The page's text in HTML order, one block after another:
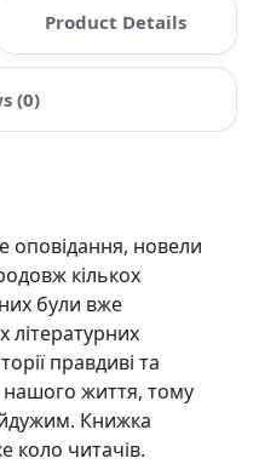
Product Details
(0)
оповідання, новели
кількох
них були вже
літературних
правдиві та
нашого життя, тому
Книжка
коло читачів.